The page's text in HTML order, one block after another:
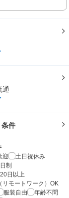
通
条件
迎
土日祝休み
制
日以上
リモートワーク）OK
服装自由
年齢不問